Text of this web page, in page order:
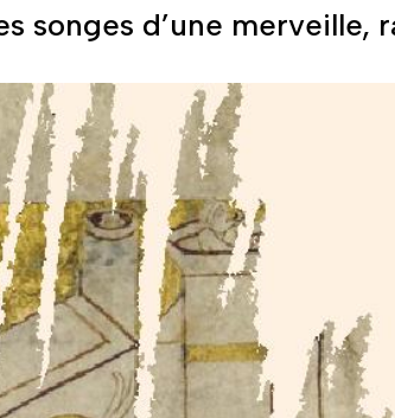
songes d’une